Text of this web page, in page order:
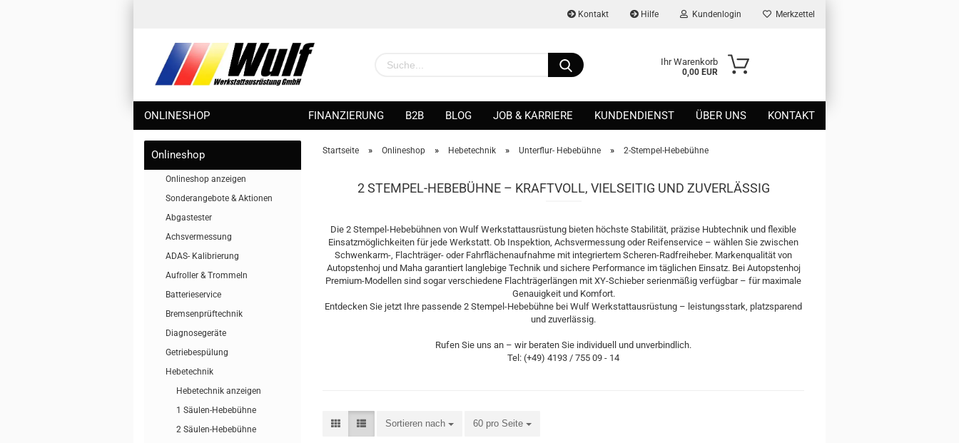
Kontakt Hilfe Kundenlogin
Passwort vergessen?
Merkzettel
Ihr Warenkorb
0,00 EUR
ONLINESHOP FINANZIERUNG B2B BLOG JOB & KARRIERE KUNDENDIENST ÜBER UNS KONTAKT
Startseite » Onlineshop » Hebetechnik » Unterflur- Hebebühne » 2-Stempel-Hebebühne
2 STEMPEL-HEBEBÜHNE – KRAFTVOLL, VIELSEITIG UND ZUVERLÄSSIG
Die 2 Stempel-Hebebühnen von Wulf Werkstattausrüstung bieten höchste Stabilität, präzise Hubtechnik und flexible
Einsatzmöglichkeiten für jede Werkstatt. Ob Inspektion, Achsvermessung oder Reifenservice – wählen Sie zwischen
Schwenkarm-, Flachträger- oder Fahrflächenaufnahme mit integriertem Scheren-Radfreiheber. Markenqualität von
Autopstenhoj und Maha garantiert langlebige Technik und sichere Performance im täglichen Einsatz. Bei Autopstenhoj
Premium-Modellen sind sogar verschiedene Flachträgerlängen mit XY-Schieber serienmäßig verfügbar – für maximale
Genauigkeit und Komfort.
Entdecken Sie jetzt Ihre passende 2 Stempel-Hebebühne bei Wulf Werkstattausrüstung – leistungsstark, platzsparend
und zuverlässig.
Rufen Sie uns an – wir beraten Sie individuell und unverbindlich.
Tel: (+49) 4193 / 755 09 - 14
Sortieren nach 60 pro Seite
Onlineshop
Onlineshop anzeigen
Sonderangebote & Aktionen
Abgastester
Achsvermessung
ADAS- Kalibrierung
Aufroller & Trommeln
Batterieservice
Bremsenprüftechnik
Diagnosegeräte
Getriebespülung
Hebetechnik
Hebetechnik anzeigen
1 Säulen-Hebebühne
2 Säulen-Hebebühne